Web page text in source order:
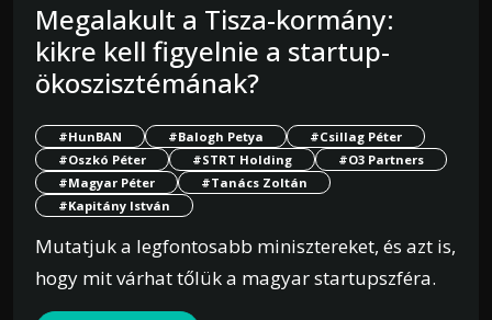
Megalakult a Tisza-kormány:
kikre kell figyelnie a startup-
ökoszisztémának?
#HunBAN #Balogh Petya
#Csillag Péter
#Oszkó Péter
#STRT Holding
#O3 Partners
#Magyar Péter
#Tanács Zoltán
#Kapitány István
Mutatjuk a legfontosabb minisztereket, és azt is,
hogy mit várhat tőlük a magyar startupszféra.